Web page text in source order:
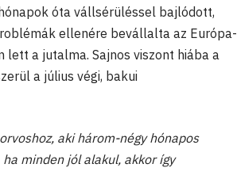
óta vállsérüléssel bajlódott,
ellenére bevállalta az Európa-
a jutalma. Sajnos viszont hiába a
a július végi, bakui
aki három-négy hónapos
minden jól alakul, akkor így